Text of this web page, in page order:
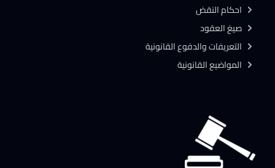
احكام النقض
صيغ العقود
التعريفات والدفوع القانونية
المواضيع القانونية